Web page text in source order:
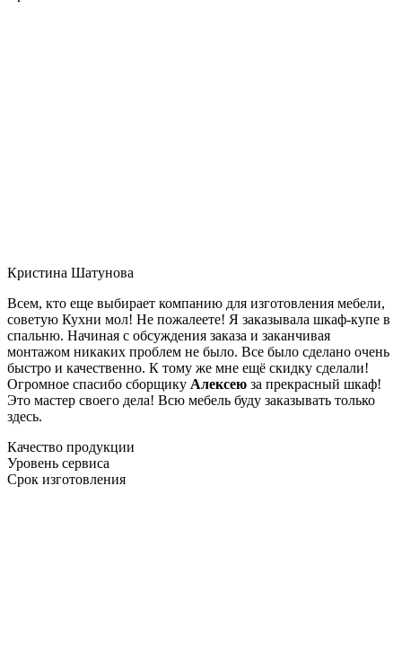
Кристина Шатунова
Всем, кто еще выбирает компанию для изготовления мебели,
советую Кухни мол! Не пожалеете! Я заказывала шкаф-купе в
спальню. Начиная с обсуждения заказа и заканчивая
монтажом никаких проблем не было. Все было сделано очень
быстро и качественно. К тому же мне ещё скидку сделали!
Огромное спасибо сборщику Алексею за прекрасный шкаф!
Это мастер своего дела! Всю мебель буду заказывать только
здесь.
Качество продукции
Уровень сервиса
Срок изготовления